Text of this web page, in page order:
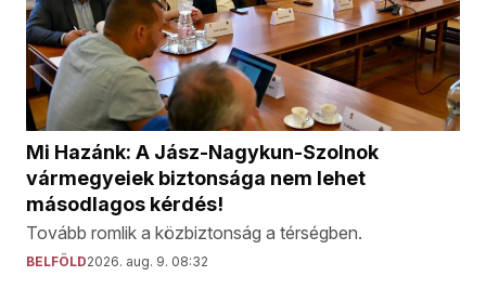
Mi Hazánk: A Jász-Nagykun-Szolnok
vármegyeiek biztonsága nem lehet
másodlagos kérdés!
Tovább romlik a közbiztonság a térségben.
BELFÖLD2026. aug. 9. 08:32